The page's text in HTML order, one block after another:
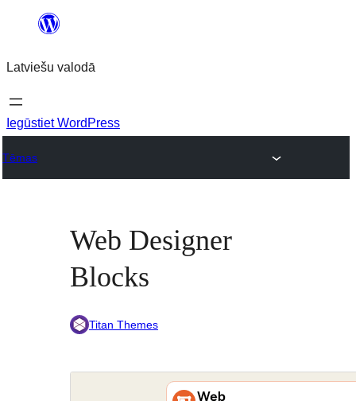
Pāriet
saturu
Latviešu valodā
Iegūstiet WordPress
Tēmas
Web Designer
Blocks
Titan Themes